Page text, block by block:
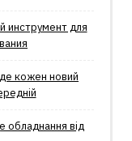
инструмент для
кожен новий
обладнання від